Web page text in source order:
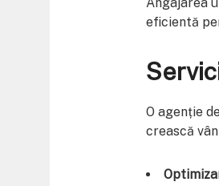
Angajarea
eficientă
O agenție
crească